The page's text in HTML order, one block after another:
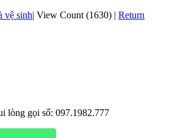
vệ sinh| View Count (1630) | Return
lòng gọi số: 097.1982.777